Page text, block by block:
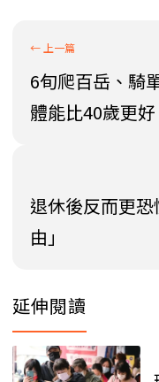
6旬爬百岳、騎
體能比40歲更好
退休後反而更
由」
延伸閱讀